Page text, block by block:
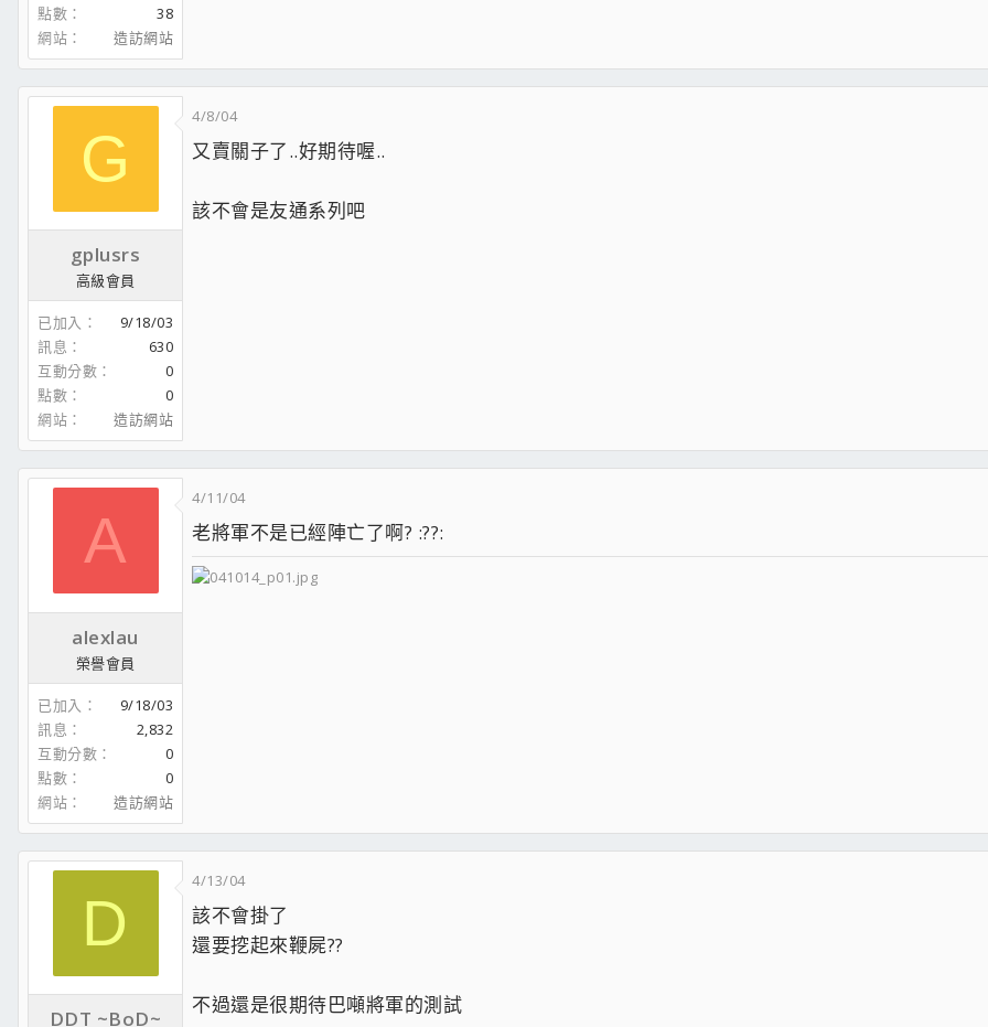
點數
38
網站
造訪網站
G
gplusrs
高級會員
已加入
9/18/03
訊息
630
互動分數
0
點數
0
網站
造訪網站
4/8/04
又賣關子了..好期待喔..
該不會是友通系列吧
A
alexlau
榮譽會員
已加入
9/18/03
訊息
2,832
互動分數
0
點數
0
網站
造訪網站
4/11/04
老將軍不是已經陣亡了啊? :??:
D
DDT ~BoD~
4/13/04
該不會掛了
還要挖起來鞭屍??
不過還是很期待巴噸將軍的測試